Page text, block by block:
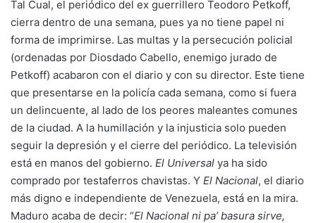
Tal Cual, el periódico del ex guerrillero Teodoro Petkoff,
cierra dentro de una semana, pues ya no tiene papel ni
forma de imprimirse. Las multas y la persecución policial
(ordenadas por Diosdado Cabello, enemigo jurado de
Petkoff) acabaron con el diario y con su director. Este tiene
que presentarse en la policía cada semana, como si fuera
un delincuente, al lado de los peores maleantes comunes
de la ciudad. A la humillación y la injusticia solo pueden
seguir la depresión y el cierre del periódico. La televisión
está en manos del gobierno. El Universal ya ha sido
comprado por testaferros chavistas. Y El Nacional, el diario
más digno e independiente de Venezuela, está en la mira.
Maduro acaba de decir: “El Nacional ni pa’ basura sirve,